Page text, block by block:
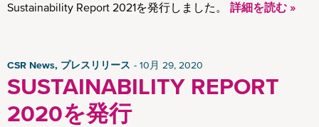
Sustainability Report 2021を発行しました。 詳細を読む »
CSR News, プレスリリース 10月 29, 2020
SUSTAINABILITY REPORT
2020を発行